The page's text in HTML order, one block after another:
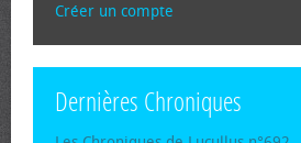
Créer un compte
Dernières Chroniques